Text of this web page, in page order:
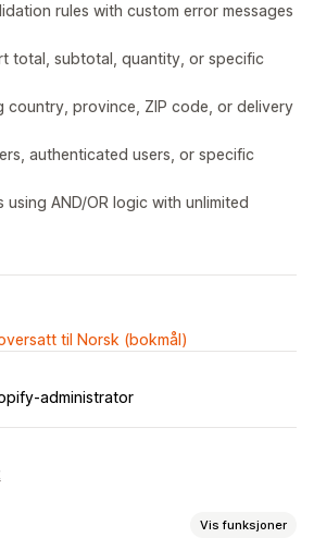
rules with custom error messages
total, subtotal, quantity, or specific
country, province, ZIP code, or delivery
authenticated users, or specific
AND/OR logic with unlimited
til Norsk (bokmål)
administrator
Vis funksjoner